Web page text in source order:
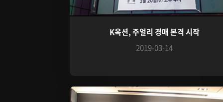
K옥션, 주얼리 경매 본격 시작
2019-03-14